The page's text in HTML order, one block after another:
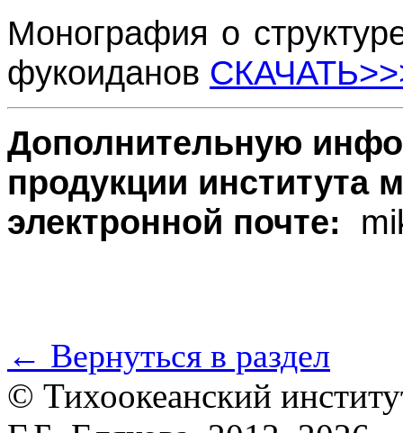
Монография о
фукоиданов
Дополнительную
продукции института
электронной почте:
← Вернуться в раздел
© Тихоокеанский